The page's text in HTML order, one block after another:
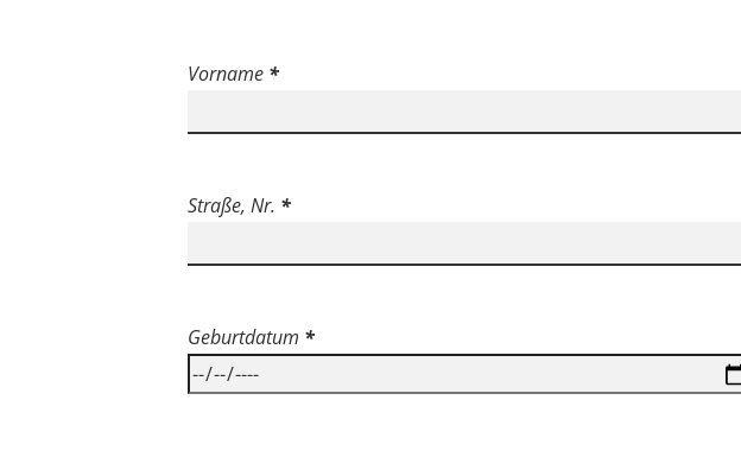
Vorname *
Straße, Nr. *
Geburtdatum *